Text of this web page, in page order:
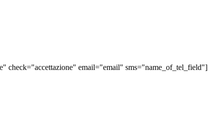
check="accettazione" email="email" sms="name_of_tel_field"]